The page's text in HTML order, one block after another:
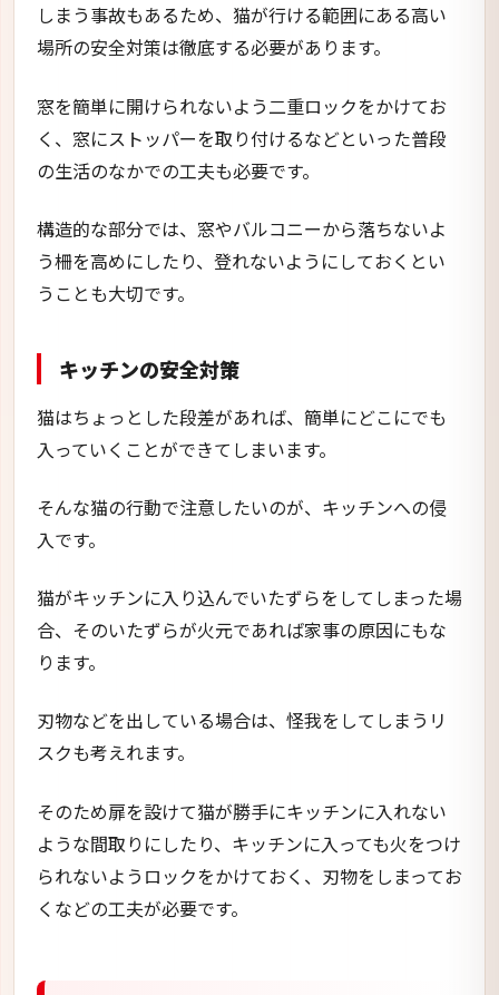
しまう事故もあるため、猫が行ける範囲にある高い
場所の安全対策は徹底する必要があります。
窓を簡単に開けられないよう二重ロックをかけてお
く、窓にストッパーを取り付けるなどといった普段
の生活のなかでの工夫も必要です。
構造的な部分では、窓やバルコニーから落ちないよ
う柵を高めにしたり、登れないようにしておくとい
うことも大切です。
キッチンの安全対策
猫はちょっとした段差があれば、簡単にどこにでも
入っていくことができてしまいます。
そんな猫の行動で注意したいのが、キッチンへの侵
入です。
猫がキッチンに入り込んでいたずらをしてしまった場
合、そのいたずらが火元であれば家事の原因にもな
ります。
刃物などを出している場合は、怪我をしてしまうリ
スクも考えれます。
そのため扉を設けて猫が勝手にキッチンに入れない
ような間取りにしたり、キッチンに入っても火をつけ
られないようロックをかけておく、刃物をしまってお
くなどの工夫が必要です。